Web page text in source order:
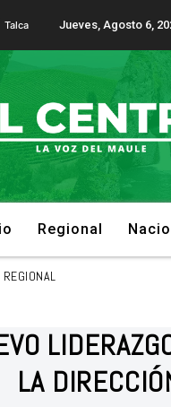
Talca Jueves, Agosto 6,
Regional
REGIONAL
LA